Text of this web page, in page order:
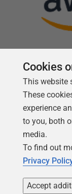
Cookies
This website
These
experience
to you, both
media.
To find out
Privacy
Accept